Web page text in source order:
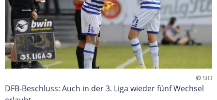
©SID
DFB-Beschluss: Auch in der 3. Liga wieder fünf Wechsel